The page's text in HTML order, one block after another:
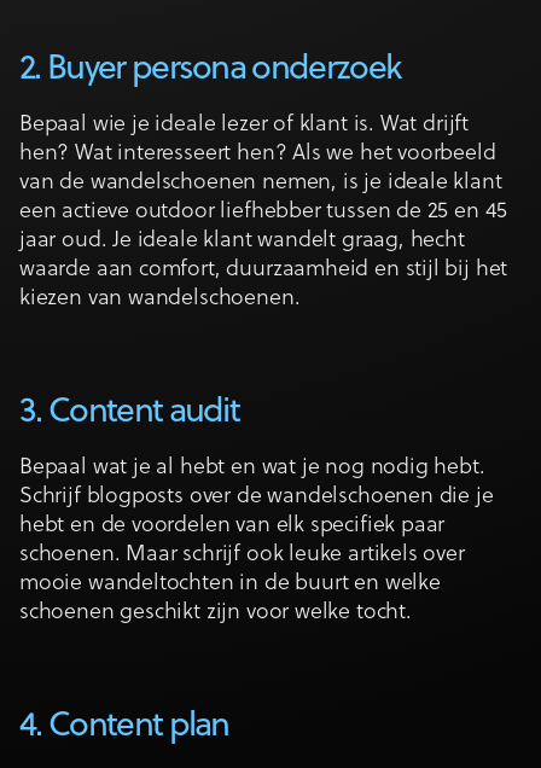
2. Buyer persona onderzoek
Bepaal wie je ideale lezer of klant is. Wat drijft
hen? Wat interesseert hen? Als we het voorbeeld
van de wandelschoenen nemen, is je ideale klant
een actieve outdoor liefhebber tussen de 25 en 45
jaar oud. Je ideale klant wandelt graag, hecht
waarde aan comfort, duurzaamheid en stijl bij het
kiezen van wandelschoenen.
3. Content audit
Bepaal wat je al hebt en wat je nog nodig hebt.
Schrijf blogposts over de wandelschoenen die je
hebt en de voordelen van elk specifiek paar
schoenen. Maar schrijf ook leuke artikels over
mooie wandeltochten in de buurt en welke
schoenen geschikt zijn voor welke tocht.
4. Content plan